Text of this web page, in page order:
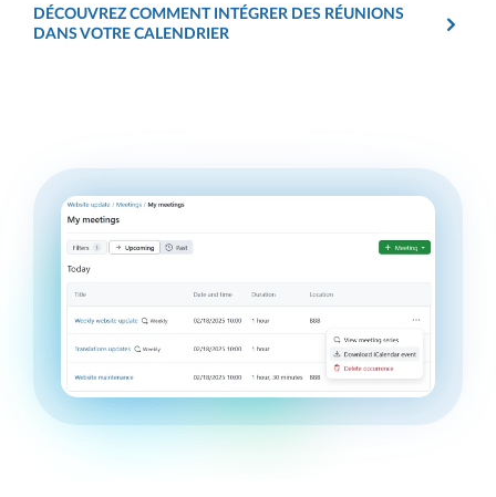
DÉCOUVREZ COMMENT INTÉGRER DES RÉUNIONS
DANS VOTRE CALENDRIER